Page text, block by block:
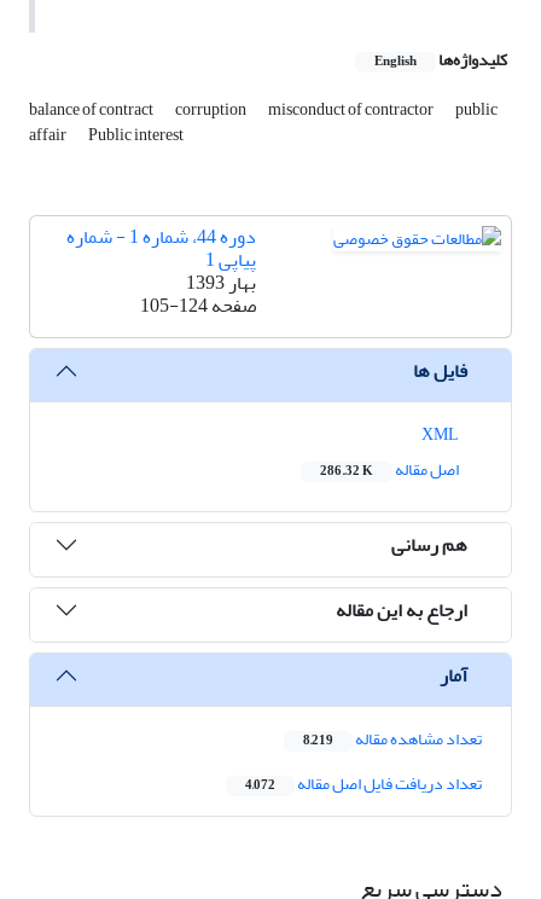
کلیدواژه‌ها English
balance of contract corruption misconduct of contractor public
affair Public interest
دوره 44، شماره 1 - شماره
پیاپی 1
بهار 1393
صفحه105-124
فایل ها
اصل مقاله
286.32 K
هم رسانی
ارجاع به این مقاله
آمار
تعداد مشاهده مقاله 8,219
تعداد دریافت فایل اصل مقاله 4,072
دسترسی سریع